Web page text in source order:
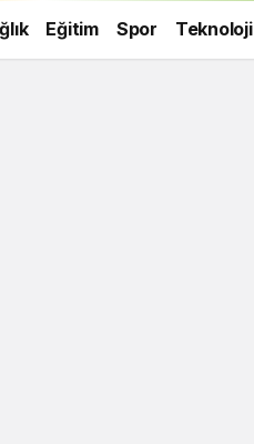
Eğitim Spor Teknoloji